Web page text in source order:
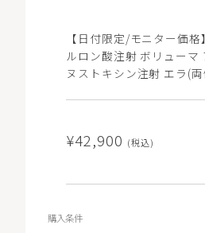
【日付限定/モニター価
ルロン酸注射 ボリューマ
ヌストキシン注射 エラ(
¥42,900 (税込)
購入条件